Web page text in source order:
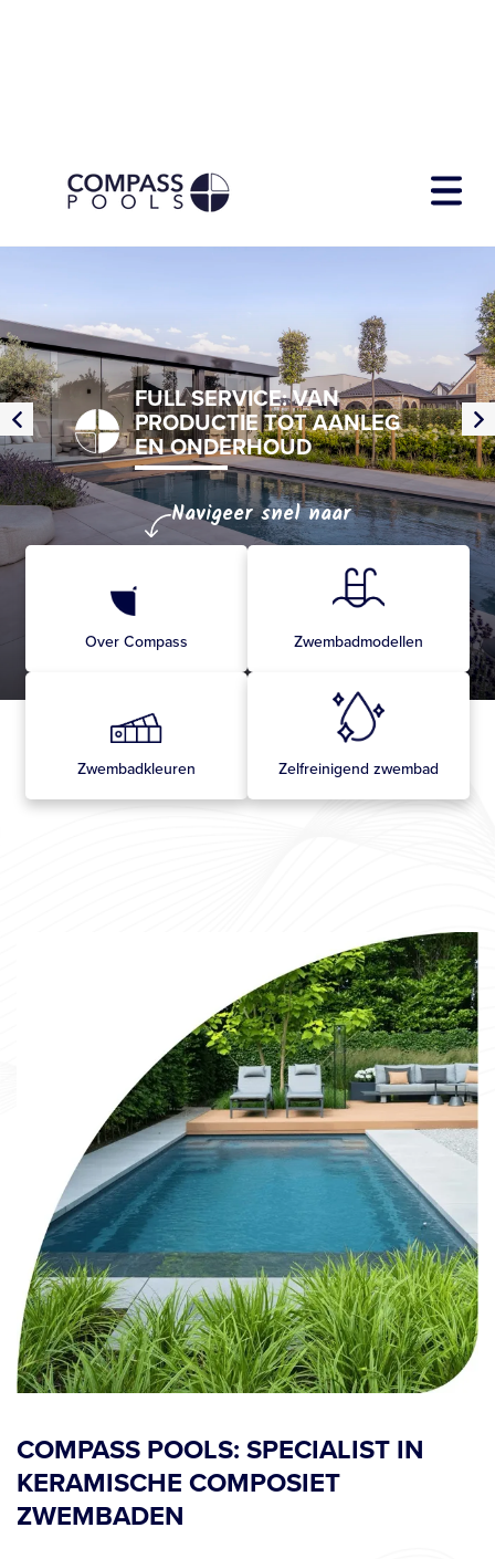
Zwembadmodellen
Diensten
Showtuin
Download E-book
Navigeer snel naar
Over Compass Zwembadmodellen
Zwembadkleuren Zelfreinigend zwembad
COMPASS POOLS: SPECIALIST IN
KERAMISCHE COMPOSIET
ZWEMBADEN
kiest voor topkwaliteit, strak design en jarenlang
zwemplezier. Onze keramisch composiet zwembaden zijn
voorgefabriceerd, snel geplaatst en geschikt voor binnen